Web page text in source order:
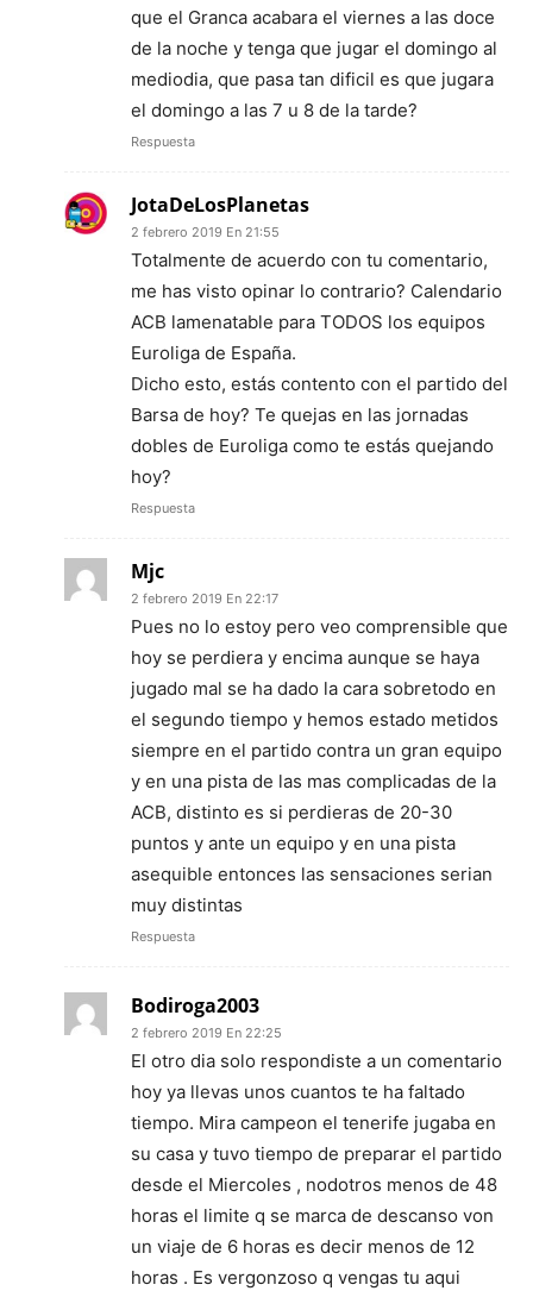
que el Granca acabara el viernes a las doce
de la noche y tenga que jugar el domingo al
mediodia, que pasa tan dificil es que jugara
el domingo a las 7 u 8 de la tarde?
Respuesta
JotaDeLosPlanetas
2 febrero 2019 En 21:55
Totalmente de acuerdo con tu comentario,
me has visto opinar lo contrario? Calendario
ACB lamenatable para TODOS los equipos
Euroliga de España.
Dicho esto, estás contento con el partido del
Barsa de hoy? Te quejas en las jornadas
dobles de Euroliga como te estás quejando
hoy?
Respuesta
Mjc
2 febrero 2019 En 22:17
Pues no lo estoy pero veo comprensible que
hoy se perdiera y encima aunque se haya
jugado mal se ha dado la cara sobretodo en
el segundo tiempo y hemos estado metidos
siempre en el partido contra un gran equipo
y en una pista de las mas complicadas de la
ACB, distinto es si perdieras de 20-30
puntos y ante un equipo y en una pista
asequible entonces las sensaciones serian
muy distintas
Respuesta
Bodiroga2003
2 febrero 2019 En 22:25
El otro dia solo respondiste a un comentario
hoy ya llevas unos cuantos te ha faltado
tiempo. Mira campeon el tenerife jugaba en
su casa y tuvo tiempo de preparar el partido
desde el Miercoles , nodotros menos de 48
horas el limite q se marca de descanso von
un viaje de 6 horas es decir menos de 12
horas . Es vergonzoso q vengas tu aqui